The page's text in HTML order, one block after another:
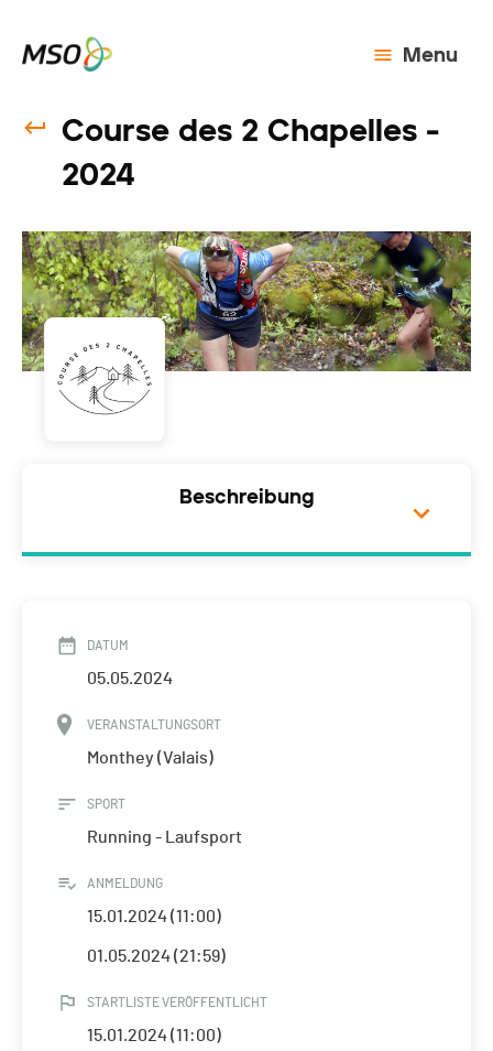
Menu
Course des 2 Chapelles -
2024
Beschreibung
DATUM
05.05.2024
VERANSTALTUNGSORT
Monthey (Valais)
SPORT
Running - Laufsport
ANMELDUNG
15.01.2024 (11:00)
01.05.2024 (21:59)
STARTLISTE VERÖFFENTLICHT
15.01.2024 (11:00)